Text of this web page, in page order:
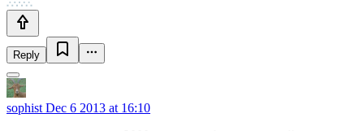
Reply
sophist Dec 6 2013 at 16:10